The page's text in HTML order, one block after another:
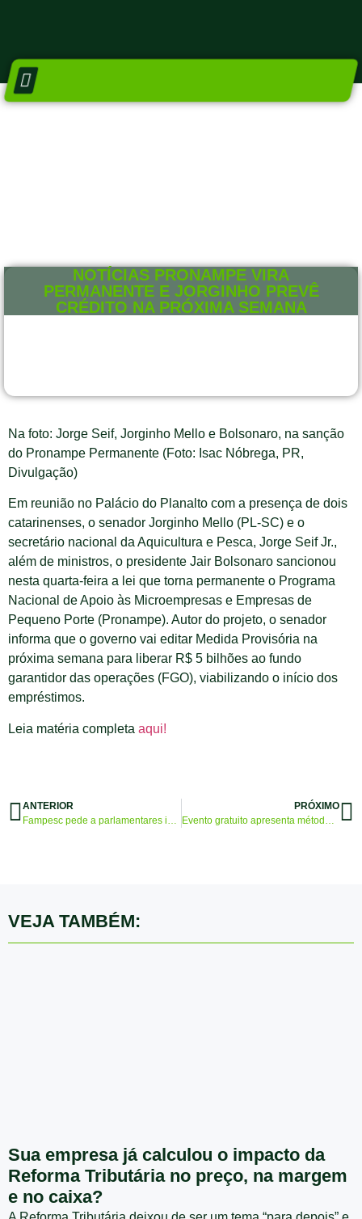
NOTÍCIAS PRONAMPE VIRA
PERMANENTE E JORGINHO PREVÊ
CRÉDITO NA PRÓXIMA SEMANA
Na foto: Jorge Seif, Jorginho Mello e Bolsonaro, na sanção
do Pronampe Permanente (Foto: Isac Nóbrega, PR,
Divulgação)
Em reunião no Palácio do Planalto com a presença de dois
catarinenses, o senador Jorginho Mello (PL-SC) e o
secretário nacional da Aquicultura e Pesca, Jorge Seif Jr.,
além de ministros, o presidente Jair Bolsonaro sancionou
nesta quarta-feira a lei que torna permanente o Programa
Nacional de Apoio às Microempresas e Empresas de
Pequeno Porte (Pronampe). Autor do projeto, o senador
informa que o governo vai editar Medida Provisória na
próxima semana para liberar R$ 5 bilhões ao fundo
garantidor das operações (FGO), viabilizando o início dos
empréstimos.
Leia matéria completa aqui!
ANTERIOR
Fampesc pede a parlamentares imediata votação do auxílio aos pequenos negócios
PRÓXIMO
Evento gratuito apresenta método para melhorar produção das microcervejarias
VEJA TAMBÉM:
Sua empresa já calculou o impacto da
Reforma Tributária no preço, na margem
e no caixa?